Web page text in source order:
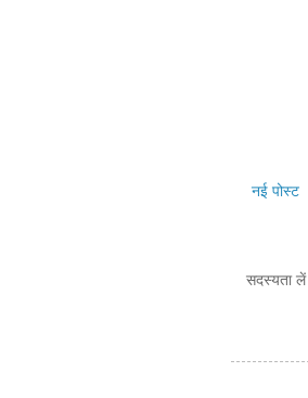
नई पोस्ट
सदस्यता लें